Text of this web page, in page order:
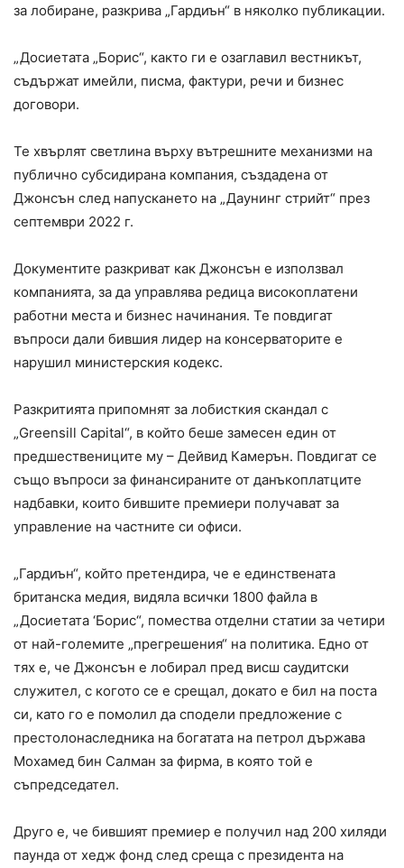
за лобиране, разкрива „Гардиън“ в няколко публикации.
„Досиетата „Борис“, както ги е озаглавил вестникът,
съдържат имейли, писма, фактури, речи и бизнес
договори.
Те хвърлят светлина върху вътрешните механизми на
публично субсидирана компания, създадена от
Джонсън след напускането на „Даунинг стрийт“ през
септември 2022 г.
Документите разкриват как Джонсън е използвал
компанията, за да управлява редица високоплатени
работни места и бизнес начинания. Те повдигат
въпроси дали бившия лидер на консерваторите е
нарушил министерския кодекс.
Разкритията припомнят за лобисткия скандал с
„Greensill Capital“, в който беше замесен един от
предшествениците му – Дейвид Камерън. Повдигат се
също въпроси за финансираните от данъкоплатците
надбавки, които бившите премиери получават за
управление на частните си офиси.
„Гардиън“, който претендира, че е единствената
британска медия, видяла всички 1800 файла в
„Досиетата ‘Борис“, помества отделни статии за четири
от най-големите „прегрешения“ на политика. Едно от
тях е, че Джонсън е лобирал пред висш саудитски
служител, с когото се е срещал, докато е бил на поста
си, като го е помолил да сподели предложение с
престолонаследника на богатата на петрол държава
Мохамед бин Салман за фирма, в която той е
съпредседател.
Друго е, че бившият премиер е получил над 200 хиляди
паунда от хедж фонд след среща с президента на